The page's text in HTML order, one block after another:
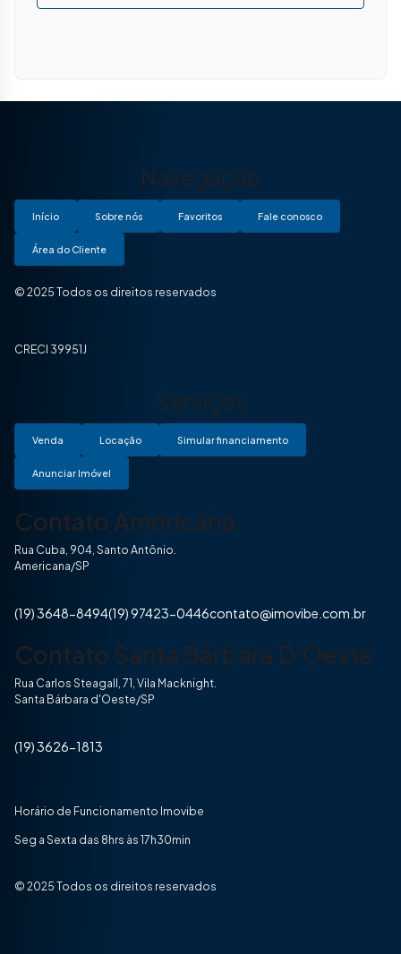
Navegação
Início Sobre nós Favoritos Fale conosco
Área do Cliente
© 2025 Todos os direitos reservados
CRECI 39951J
Serviços
Venda Locação Simular financiamento
Anunciar Imóvel
Contato Americana
Rua Cuba, 904, Santo Antônio.
Americana/SP
(19) 3648-8494(19) 97423-0446contato@imovibe.com.br
Contato Santa Bárbara D'Oeste
Rua Carlos Steagall, 71, Vila Macknight.
Santa Bárbara d'Oeste/SP
(19) 3626-1813
Horário de Funcionamento Imovibe
Seg a Sexta das 8hrs às 17h30min
© 2025 Todos os direitos reservados